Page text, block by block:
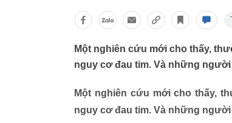
Một nghiên cứu mới cho thấy,
nguy cơ đau tim. Và những
Một nghiên cứu mới cho thấy,
nguy cơ đau tim. Và những